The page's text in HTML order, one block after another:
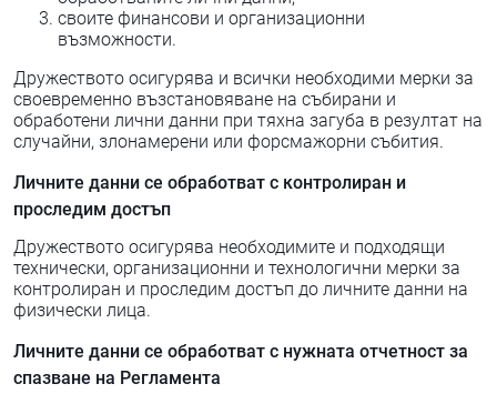
своите финансови и организационни
възможности.
Дружеството осигурява и всички необходими мерки за
своевременно възстановяване на събирани и
обработени лични данни при тяхна загуба в резултат на
случайни, злонамерени или форсмажорни събития.
Личните данни се обработват с контролиран и
проследим достъп
Дружеството осигурява необходимите и подходящи
технически, организационни и технологични мерки за
контролиран и проследим достъп до личните данни на
физически лица.
Личните данни се обработват с нужната отчетност за
спазване на Регламента